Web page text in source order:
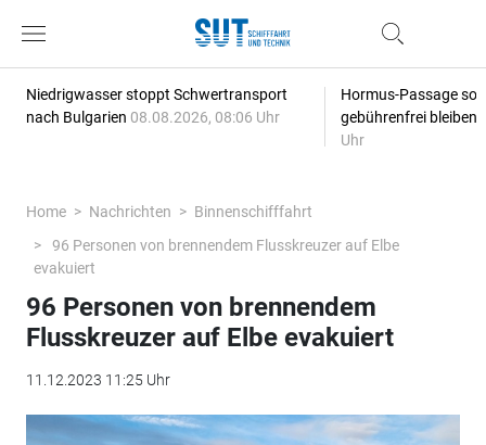
Niedrigwasser stoppt Schwertransport
nach Bulgarien 08.08.2026, 08:06 Uhr
Hormus-Passage
gebührenfrei bleiben
Uhr
Home Nachrichten
Binnenschifffahrt
96 Personen von brennendem Flusskreuzer auf Elbe
evakuiert
96 Personen von brennendem
Flusskreuzer auf Elbe evakuiert
11.12.2023 11:25 Uhr